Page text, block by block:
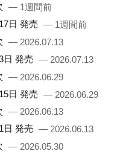
— 1週間前
日 発売 — 1週間前
— 2026.07.13
日 発売 — 2026.07.13
— 2026.06.29
日 発売 — 2026.06.29
— 2026.06.13
日 発売 — 2026.06.13
— 2026.05.30